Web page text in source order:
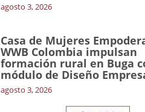
agosto 3, 2026
Casa de Mujeres
WWB Colombia impulsan
formación rural en Buga
módulo de Diseño
agosto 3, 2026